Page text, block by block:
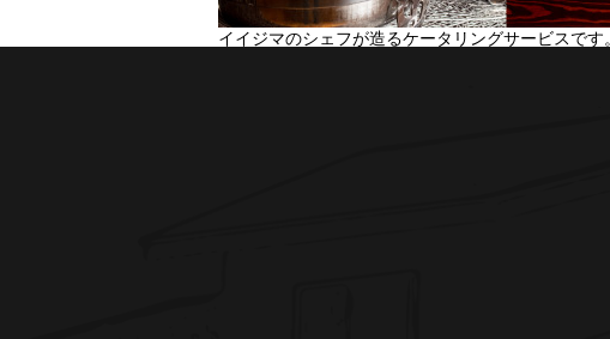
イイジマのシェフが造るケータリングサービスで